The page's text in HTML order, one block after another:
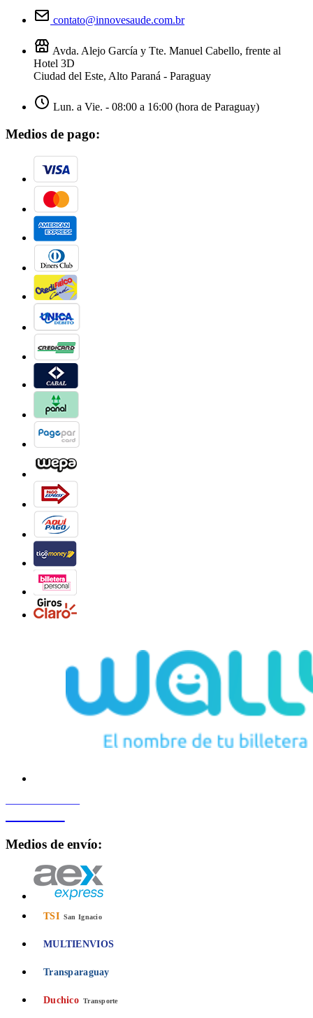
contato@innovesaude.com.br
Avda. Alejo García y Tte. Manuel Cabello, frente al
Hotel 3D
Ciudad del Este, Alto Paraná - Paraguay
Lun. a Vie. - 08:00 a 16:00 (hora de Paraguay)
Medios de pago:
Medios de envío:
TSI San Ignacio
MULTIENVIOS
Transparaguay
Duchico Transporte